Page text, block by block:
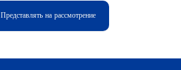
Представлять на рассмотрение